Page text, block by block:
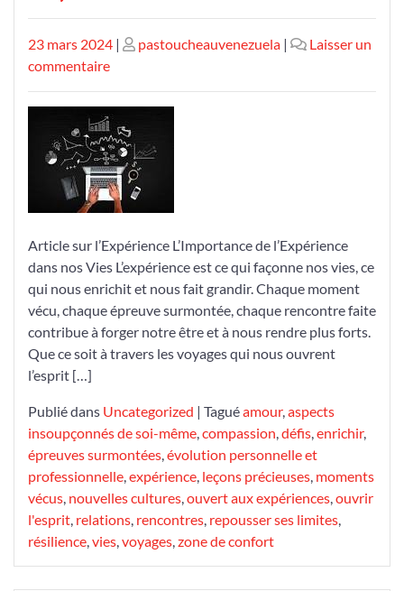
Publié
le
23 mars 2024 | Publié
pastoucheauvenezuela |
Laisser un
commentairesur
des
Richesses
de
l’Expérience
Humaine
Article sur l’Expérience L’Importance de l’Expérience
dans nos Vies L’expérience est ce qui façonne nos vies, ce
qui nous enrichit et nous fait grandir. Chaque moment
vécu, chaque épreuve surmontée, chaque rencontre faite
contribue à forger notre être et à nous rendre plus forts.
Que ce soit à travers les voyages qui nous ouvrent
l’esprit […]
Publié dans Uncategorized | Taguéamour,aspects
insoupçonnés de soi-même,compassion,défis,enrichir,
épreuves surmontées,évolution personnelle et
professionnelle,expérience, leçons précieuses, moments
vécus, nouvelles cultures,ouvert aux expériences,ouvrir
l'esprit, relations, rencontres, repousser ses limites,
résilience,vies,voyages,zone de confort